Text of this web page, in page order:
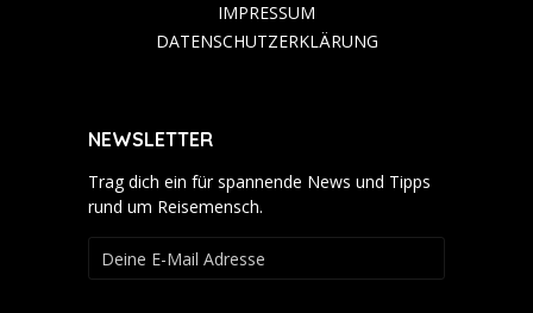
IMPRESSUM
DATENSCHUTZERKLÄRUNG
NEWSLETTER
Trag dich ein für spannende News und Tipps
rund um Reisemensch.